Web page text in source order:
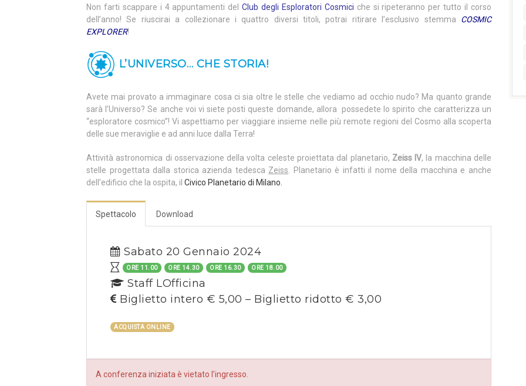
Non farti scappare i 4 appuntamenti delClub degli Esploratori Cosmici che si ripeteranno per tutto il corso
dell’anno! Se riuscirai a collezionare i quattro diversi titoli, potrai ritirare l’esclusivo stemma COSMIC
EXPLORER!
L’UNIVERSO… CHE STORIA!
Avete mai provato a immaginare cosa ci sia oltre le stelle che vediamo ad occhio nudo? Ma quanto grande
sarà l’Universo? Se anche voi vi siete posti queste domande, allora possedete lo spirito che caratterizza un
“esploratore cosmico”! Vi aspettiamo per viaggiare insieme nelle più remote regioni del Cosmo alla scoperta
delle sue meraviglie e ad anni luce dalla Terra!
Attività astronomica di osservazione della volta celeste proiettata dal planetario, Zeiss IV, la macchina delle
stelle progettata dalla storica azienda tedesca Zeiss . Planetario è infatti il nome della macchina e anche
dell’edificio che la ospita, il Civico Planetario di Milano.
Spettacolo Download
Sabato 20 Gennaio 2024
ORE 11.00 ORE 14.30 ORE 16.30 ORE 18.00
Staff LOfficina
Biglietto intero € 5,00 – Biglietto ridotto € 3,00
ACQUISTA ONLINE
A conferenza iniziata è vietato l’ingresso.